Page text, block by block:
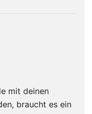
mit deinen
braucht es ein